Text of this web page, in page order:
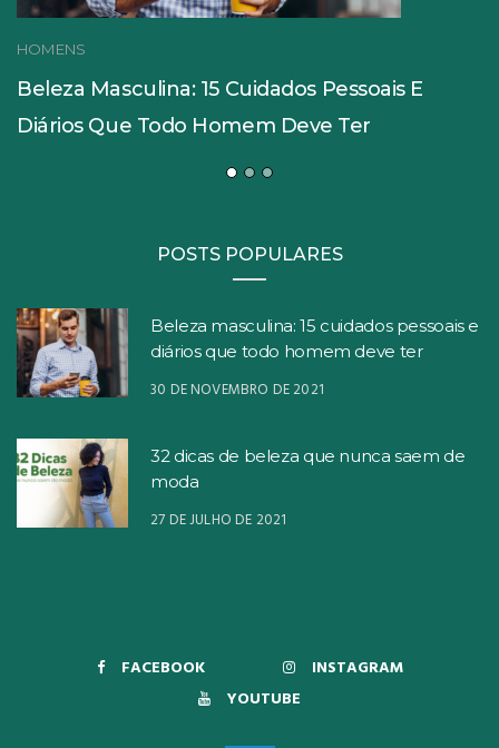
HOMENS
Beleza Masculina: 15 Cuidados Pessoais E
Diários Que Todo Homem Deve Ter
POSTS POPULARES
Beleza masculina: 15 cuidados pessoais e
diários que todo homem deve ter
30 DE NOVEMBRO DE 2021
32 dicas de beleza que nunca saem de
moda
27 DE JULHO DE 2021
FACEBOOK
INSTAGRAM
YOUTUBE